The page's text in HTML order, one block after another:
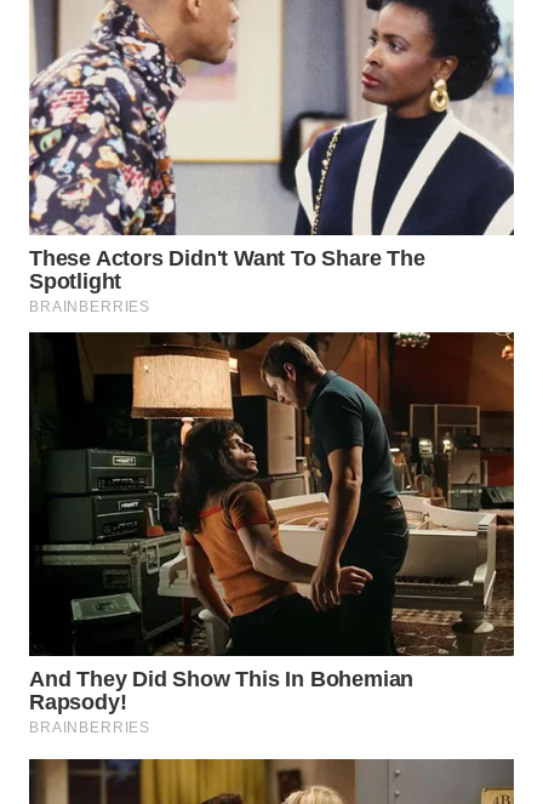
WN
TANGERANG
WN
BINJAI
WN
CIREBON
WN
INDRAMAYU
WN
KUNINGAN
WN
MAJALENGKA
WN
SUBANG
SUKABUMI
WN
PURWAKARTA